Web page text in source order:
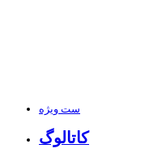
ست ویژه
کاتالوگ